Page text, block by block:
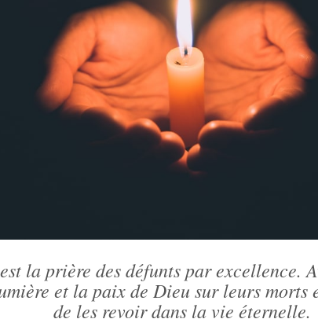
la prière des défunts par excellence.
et la paix de Dieu sur leurs morts
de les revoir dans la vie éternelle.